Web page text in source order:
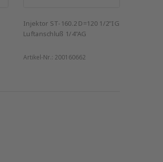
Injektor ST-160.2 D=120 1/2"IG
Luftanschluß 1/4"AG
Artikel-Nr.: 200160662